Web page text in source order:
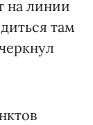
на линии
там